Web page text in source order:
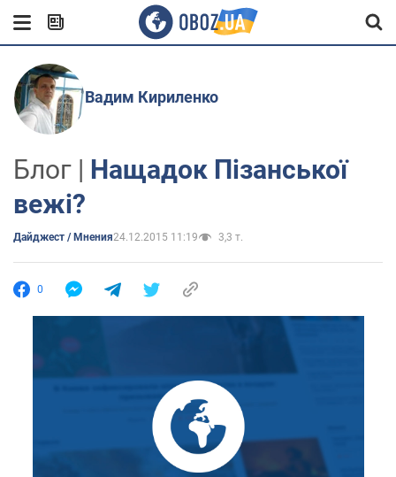
Вадим Кириленко
Блог | Нащадок Пізанської
вежі?
Дайджест / Мнения24.12.2015 11:19 3,3 т.
0